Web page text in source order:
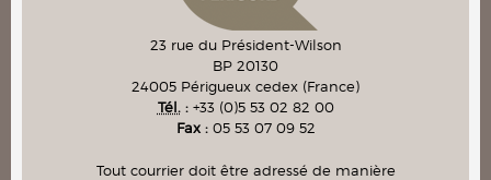
23 rue du Président-Wilson
BP 20130
24005 Périgueux cedex (France)
Tél. : +33 (0)5 53 02 82 00
Fax : 05 53 07 09 52
Tout courrier doit être adressé de manière